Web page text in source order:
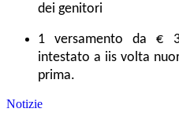
dei genitori
1 versamento da €
intestato a iis volta
prima.
Notizie